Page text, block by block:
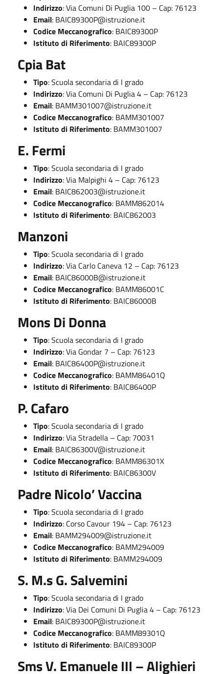
Indirizzo: Via Comuni Di Puglia 100 – Cap: 76123
Email: BAIC89300P@istruzione.it
Codice Meccanografico: BAIC89300P
Istituto di Riferimento: BAIC89300P
Cpia Bat
Tipo: Scuola secondaria di I grado
Indirizzo: Via Comuni Di Puglia 4 – Cap: 76123
Email: BAMM301007@istruzione.it
Codice Meccanografico: BAMM301007
Istituto di Riferimento: BAMM301007
E. Fermi
Tipo: Scuola secondaria di I grado
Indirizzo: Via Malpighi 4 – Cap: 76123
Email: BAIC862003@istruzione.it
Codice Meccanografico: BAMM862014
Istituto di Riferimento: BAIC862003
Manzoni
Tipo: Scuola secondaria di I grado
Indirizzo: Via Carlo Caneva 12 – Cap: 76123
Email: BAIC86000B@istruzione.it
Codice Meccanografico: BAMM86001C
Istituto di Riferimento: BAIC86000B
Mons Di Donna
Tipo: Scuola secondaria di I grado
Indirizzo: Via Gondar 7 – Cap: 76123
Email: BAIC86400P@istruzione.it
Codice Meccanografico: BAMM86401Q
Istituto di Riferimento: BAIC86400P
P. Cafaro
Tipo: Scuola secondaria di I grado
Indirizzo: Via Stradella – Cap: 70031
Email: BAIC86300V@istruzione.it
Codice Meccanografico: BAMM86301X
Istituto di Riferimento: BAIC86300V
Padre Nicolo’ Vaccina
Tipo: Scuola secondaria di I grado
Indirizzo: Corso Cavour 194 – Cap: 76123
Email: BAMM294009@istruzione.it
Codice Meccanografico: BAMM294009
Istituto di Riferimento: BAMM294009
S. M.s G. Salvemini
Tipo: Scuola secondaria di I grado
Indirizzo: Via Dei Comuni Di Puglia 4 – Cap: 76123
Email: BAIC89300P@istruzione.it
Codice Meccanografico: BAMM89301Q
Istituto di Riferimento: BAIC89300P
Sms V. Emanuele III – Alighieri